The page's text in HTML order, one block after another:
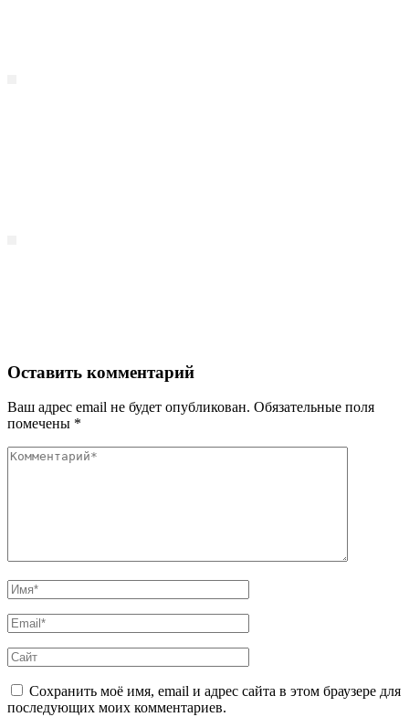
Оставить комментарий
Ваш адрес email не будет опубликован. Обязательные поля
помечены *
Комментарий
Полное
Имя
Email
Сайт
Сохранить моё имя, email и адрес сайта в этом браузере для
последующих моих комментариев.